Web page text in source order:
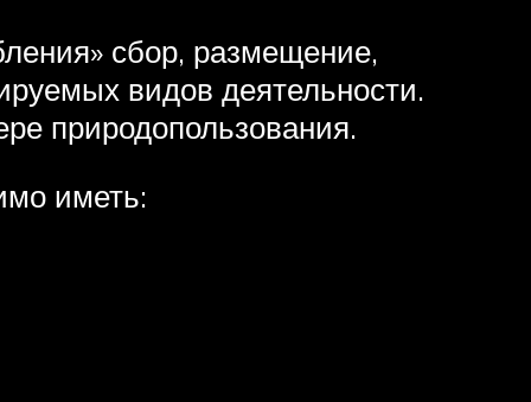
сбор, размещение,
видов деятельности.
природопользования.
иметь: